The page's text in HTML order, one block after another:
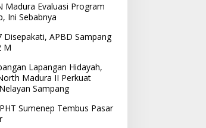
Madura Evaluasi Program
Ini Sebabnya
Disepakati, APBD Sampang
M
Lapangan Hidayah,
Madura II Perkuat
Sampang
Sumenep Tembus Pasar